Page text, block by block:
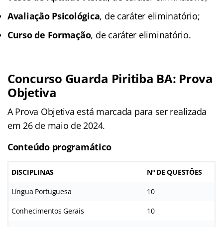
Avaliação Psicológica, de caráter eliminatório;
Curso de Formação, de caráter eliminatório.
Concurso Guarda Piritiba BA: Prova
Objetiva
A Prova Objetiva está marcada para ser realizada
em 26 de maio de 2024.
Conteúdo programático
DISCIPLINAS Nº DE QUESTÔES
Língua Portuguesa 10
Conhecimentos Gerais 10